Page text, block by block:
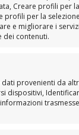
Creare profili per
profili per la
e migliorare i
dei contenuti.
provenienti da
dispositivi,
trasmesse
alla